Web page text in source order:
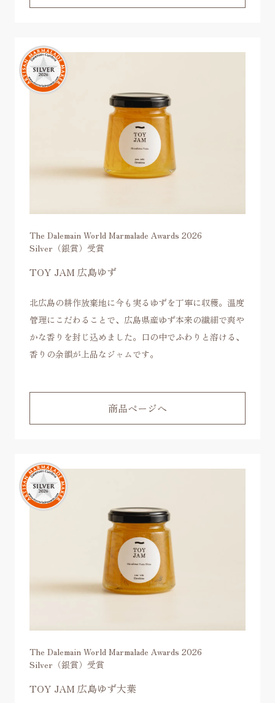
The Dalemain World Marmalade Awards 2026
Silver（銀賞）受賞
TOY JAM 広島ゆず
北広島の耕作放棄地に今も実るゆずを丁寧に収穫。温度
管理にこだわることで、広島県産ゆず本来の繊細で爽や
かな香りを封じ込めました。口の中でふわりと溶ける、
香りの余韻が上品なジャムです。
商品ページへ
The Dalemain World Marmalade Awards 2026
Silver（銀賞）受賞
TOY JAM 広島ゆず大葉